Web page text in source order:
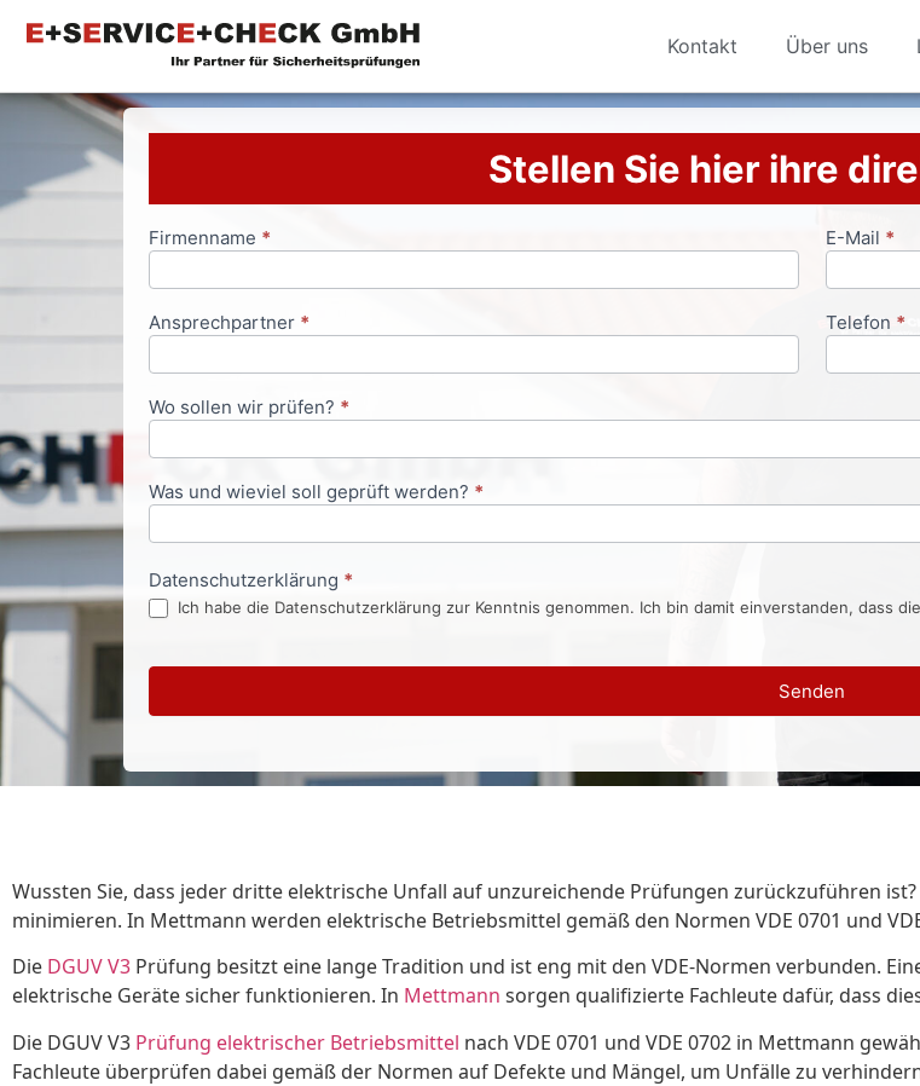
Kontakt Über uns
Stellen Sie hier ihre
Anfrageformular
Firmenname * E-Mail *
Ansprechpartner * Telefon *
Wo sollen wir prüfen? *
Was und wieviel soll geprüft werden? *
Datenschutzerklärung *
Ich habe die Datenschutzerklärung zur Kenntnis genommen. Ich bin damit einverstanden, dass
Senden
Wussten Sie, dass jeder dritte elektrische Unfall auf unzureichende Prüfungen zurückzuführen
minimieren. In Mettmann werden elektrische Betriebsmittel gemäß den Normen VDE 0701 und
Die DGUV V3 Prüfung besitzt eine lange Tradition und ist eng mit den VDE-Normen verbunden.
elektrische Geräte sicher funktionieren. In Mettmann sorgen qualifizierte Fachleute dafür, dass
Die DGUV V3 Prüfung elektrischer Betriebsmittel nach VDE 0701 und VDE 0702 in Mettmann
Fachleute überprüfen dabei gemäß der Normen auf Defekte und Mängel, um Unfälle zu